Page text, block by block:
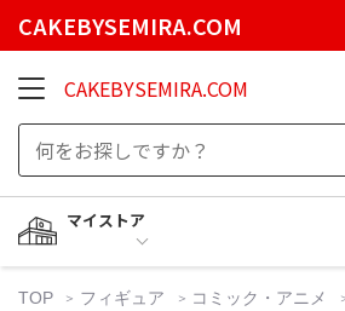
CAKEBYSEMIRA.COM
CAKEBYSEMIRA.COM
マイストア
TOP フィギュア コミック・アニメ